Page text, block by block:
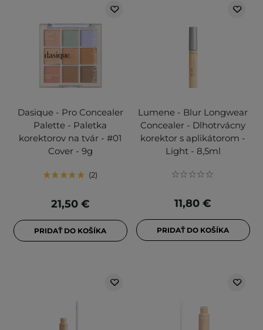
Dasique - Pro Concealer
Palette - Paletka
korektorov na tvár - #01
Cover - 9g
2
21,50 €
PRIDAŤ DO KOŠÍKA
Lumene - Blur Longwear
Concealer - Dlhotrvácny
korektor s aplikátorom -
Light - 8,5ml
11,80 €
PRIDAŤ DO KOŠÍKA